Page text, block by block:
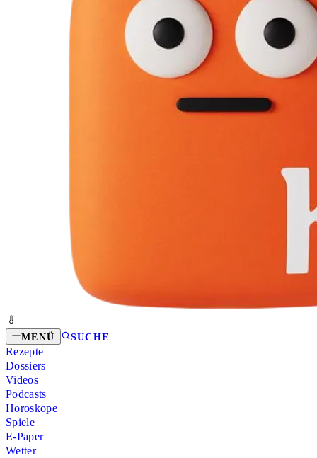
MENÜ SUCHE
Rezepte
Dossiers
Videos
Podcasts
Horoskope
Spiele
E-Paper
Wetter